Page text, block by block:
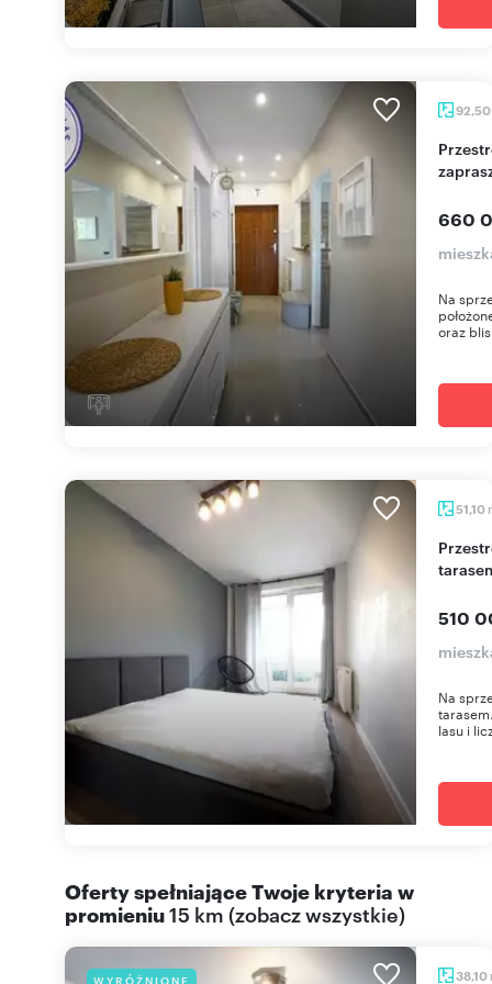
92,50
Przestronne 3-pokojowe mieszkanie z kominkiem
660
Na
oraz
51,10
Przestronne 3-pokojowe mieszkanie z dużym
510
Na
lasu i
Oferty spełniające Twoje kryteria w
promieniu15 km (zobacz wszystkie)
WYRÓŻNIONE 38,10